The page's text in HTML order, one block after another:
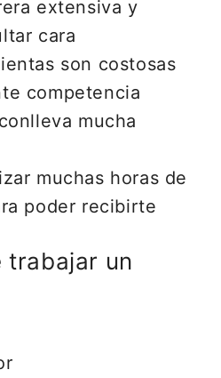
extensiva y
cara
son costosas
competencia
mucha
muchas horas de
poder recibirte
trabajar un